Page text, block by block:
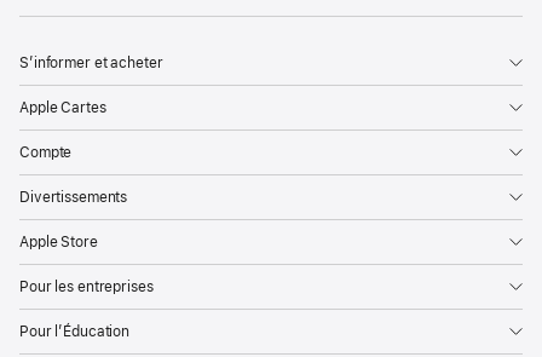
S’informer et acheter
Apple Cartes
Compte
Divertissements
Apple Store
Pour les entreprises
Pour l’Éducation